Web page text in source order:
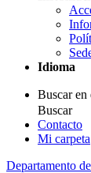
Idioma
Buscar en
Buscar
Contacto
Mi carpeta
Departamento